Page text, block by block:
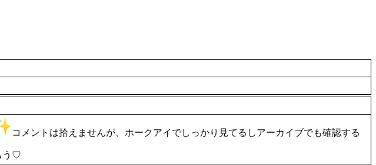
コメントは拾えませんが、ホークアイでしっかり見てるしアーカイブでも確認する
う♡